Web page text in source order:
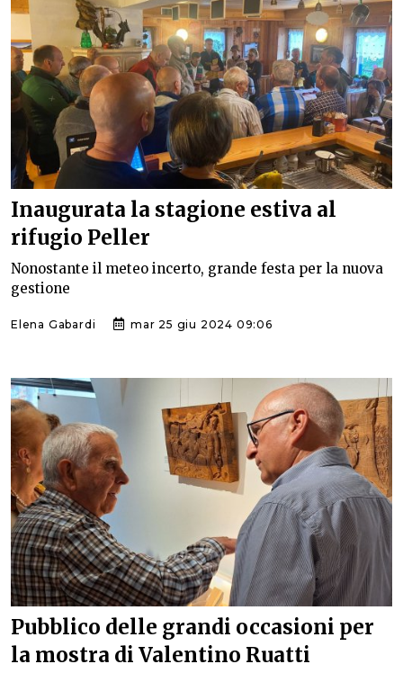
Inaugurata la stagione estiva al
rifugio Peller
Nonostante il meteo incerto, grande festa per la nuova
gestione
Elena Gabardi mar 25 giu 2024 09:06
Pubblico delle grandi occasioni per
la mostra di Valentino Ruatti